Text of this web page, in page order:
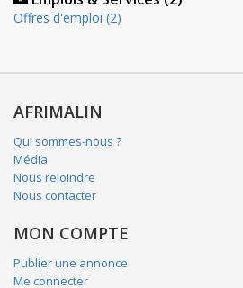
Offres d'emploi (2)
AFRIMALIN
Qui sommes-nous ?
Média
Nous rejoindre
Nous contacter
MON COMPTE
Publier une annonce
Me connecter